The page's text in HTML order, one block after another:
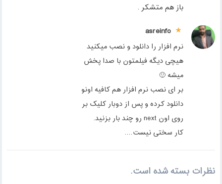
باز هم متشکر .
asreinfo
نرم افزار را دانلود و نصب میکنید
هیچی دیگه فیلمتون با صدا پخش
میشه 🙂
بر ای نصب نرم افزار هم کافیه اونو
دانلود کرده و پس از دوبار کلیک بر
روی اون next رو چند بار بزنید.
کار سختی نیست….
نظرات بسته شده است.